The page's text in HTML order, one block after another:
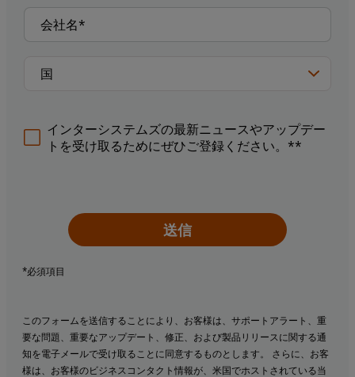
インターシステムズの最新ニュースやアップデー
トを受け取るためにぜひご登録ください。**
送信
*必須項目
このフォームを送信することにより、お客様は、サポートアラート、重
要な問題、重要なアップデート、修正、および製品リリースに関する通
知を電子メールで受け取ることに同意するものとします。 さらに、お客
様は、お客様のビジネスコンタクト情報が、米国でホストされている当